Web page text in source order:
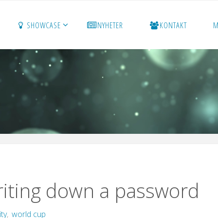
SHOWCASE NYHETER KONTAKT
down a password
, world cup